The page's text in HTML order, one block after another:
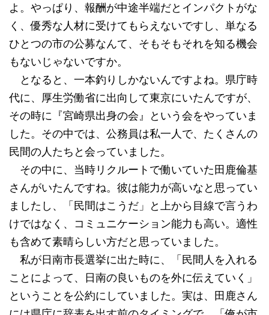
よ。やっぱり、報酬が中途半端だとインパクトがな
く、優秀な人材に受けてもらえないですし、単なる
ひとつの市の公募なんて、そもそもそれを知る機会
もないじゃないですか。
となると、一本釣りしかないんですよね。県庁時
代に、厚生労働省に出向して東京にいたんですが、
その時に『宮崎県出身の会』という会をやっていま
した。その中では、公務員は私一人で、たくさんの
民間の人たちと会っていました。
その中に、当時リクルートで働いていた田鹿倫基
さんがいたんですね。彼は能力が高いなと思ってい
ましたし、「民間はこうだ」と上から目線で言うわ
けではなく、コミュニケーション能力も高い。適性
も含めて素晴らしい方だと思っていました。
私が日南市長選挙に出た時に、「民間人を入れる
ことによって、日南の良いものを外に伝えていく」
ということを公約にしていました。実は、田鹿さん